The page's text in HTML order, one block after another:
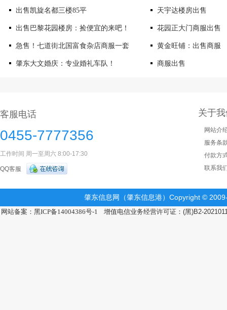
出售凯旋名都三楼85平 天宇达楼房出售
出售巴黎花园楼房：捡便宜的来吧！ 花园正大门商服出售
急售！七道街北国富食杂店商服一套 黄金旺铺：出售商服
肇东大文婚庆：专业婚礼车队！ 商服出售
客服电话
0455-7777356
工作时间 周一至周六 8:00-17:30
QQ客服
关于
网站介
服务条
付款方
联系我
肇东信息网（肇东信息港）Copyright ©
网站备案：黑ICP备14004386号-1 增值电信业务经营许可证：(黑)B2-